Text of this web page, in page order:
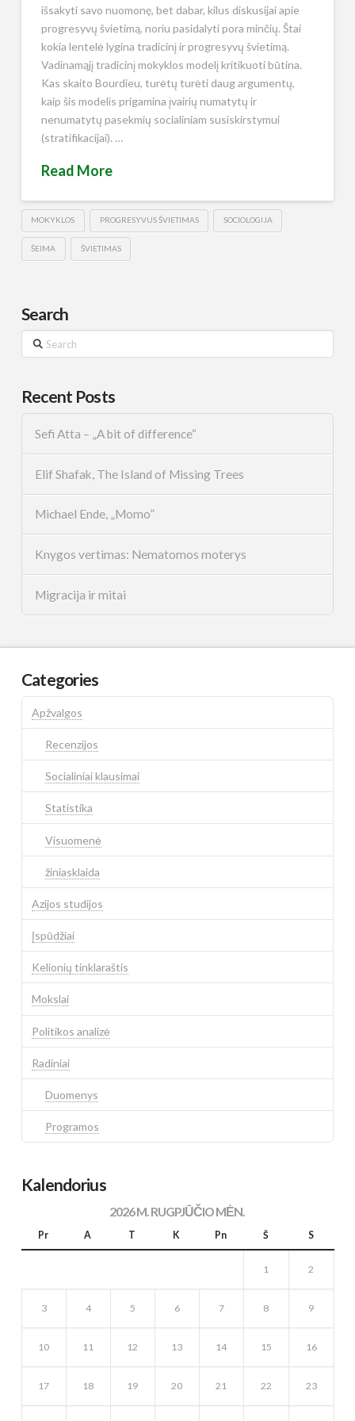
išsakyti savo nuomonę, bet dabar, kilus diskusijai apie
progresyvų švietimą, noriu pasidalyti pora minčių. Štai
kokia lentelė lygina tradicinį ir progresyvų švietimą.
Vadinamąjį tradicinį mokyklos modelį kritikuoti būtina.
Kas skaito Bourdieu, turėtų turėti daug argumentų,
kaip šis modelis prigamina įvairių numatytų ir
nenumatytų pasekmių socialiniam susiskirstymui
(stratifikacijai). …
Read More
MOKYKLOS PROGRESYVUS ŠVIETIMAS SOCIOLOGIJA
ŠEIMA ŠVIETIMAS
Search
Search
Recent Posts
Sefi Atta – „A bit of difference“
Elif Shafak, The Island of Missing Trees
Michael Ende, „Momo”
Knygos vertimas: Nematomos moterys
Migracija ir mitai
Categories
Apžvalgos
Recenzijos
Socialiniai klausimai
Statistika
Visuomenė
žiniasklaida
Azijos studijos
Įspūdžiai
Kelionių tinklaraštis
Mokslai
Politikos analizė
Radiniai
Duomenys
Programos
Kalendorius
2026 M. RUGPJŪČIO MĖN.
Pr A T K Pn Š S
1 2
3 4 5 6 7 8 9
10 11 12 13 14 15 16
17 18 19 20 21 22 23